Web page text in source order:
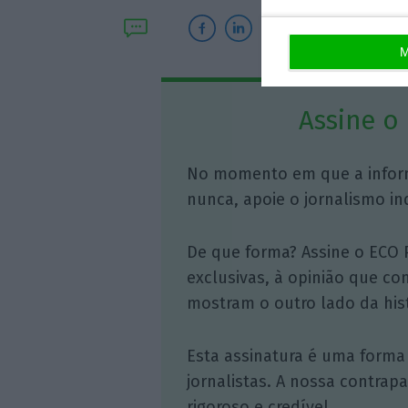
Assine o
No momento em que a
nunca, apoie o jornalismo
De que forma? Assine o
exclusivas, à opinião que
mostram o outro lado da
Esta assinatura é uma
jornalistas. A nossa